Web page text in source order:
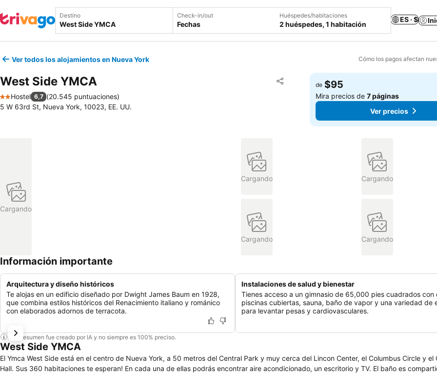
Destino Check-in/out
Fechas
Huéspedes/habitaciones
2 huéspedes, 1 habitación
ES · $
Ver todos los alojamientos en Nueva York Cómo los pagos afectan
West Side YMCA Compartir
Agregar a favoritos
2 Estrellas
Hostel 6,7 (20.545 puntuaciones)
5 W 63rd St, Nueva York, 10023, EE. UU.
de $95
Mira precios de7 páginas
Ver precios
Cargando
Cargando Cargando
Cargando Cargando
Información importante
Arquitectura y diseño históricos
Te alojas en un edificio diseñado por Dwight James Baum en 1928,
que combina estilos históricos del Renacimiento italiano y románico
con elaborados adornos de terracota.
Instalaciones de salud y bienestar
Tienes acceso a un gimnasio de 65,000 pies cuadrados con
piscinas cubiertas, sauna, baño de vapor y una variedad de
para levantar pesas y cardiovasculares.
Este resumen fue creado por IA y no siempre es 100% preciso.
West Side YMCA
El Ymca West Side está en el centro de Nueva York, a 50 metros del Central Park y muy cerca del Lincon Center, el Columbus Circle y el
Hall. Sus 360 habitaciones te esperan! En cada una de ellas podrás encontrar aire acondicionado, un escritorio y TV. El baño es